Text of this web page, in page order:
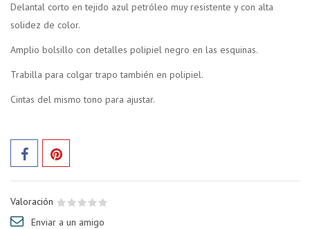
Delantal corto en tejido azul petróleo muy resistente y con alta
solidez de color.
Amplio bolsillo con detalles polipiel negro en las esquinas.
Trabilla para colgar trapo también en polipiel.
Cintas del mismo tono para ajustar.
Valoración
Enviar a un amigo